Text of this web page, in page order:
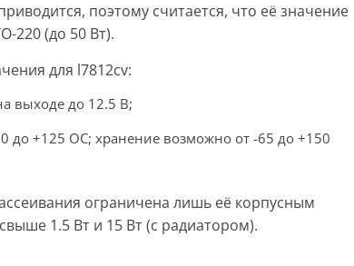
поэтому считается, что её значение
220 (до 50 Вт).
для l7812cv:
выходе до 12.5 В;
до +125 ОС; хранение возможно от -65 до +150
ограничена лишь её корпусным
1.5 Вт и 15 Вт (с радиатором).